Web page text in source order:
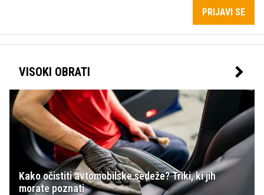
PRIJAVI SE
VISOKI OBRATI
Kako očistiti avtomobilske sedeže? Triki, ki jih
morate poznati